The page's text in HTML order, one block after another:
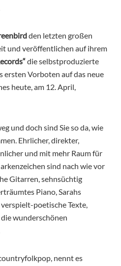
den letzten großen
und veröffentlichen auf ihrem
die selbstproduzierte
ersten Vorboten auf das neue
heute, am 12. April,
und doch sind Sie so da, wie
Ehrlicher, direkter,
und mit mehr Raum für
sind nach wie vor
Gitarren, sehnsüchtig
Piano, Sarahs
poetische Texte,
wunderschönen
nennt es